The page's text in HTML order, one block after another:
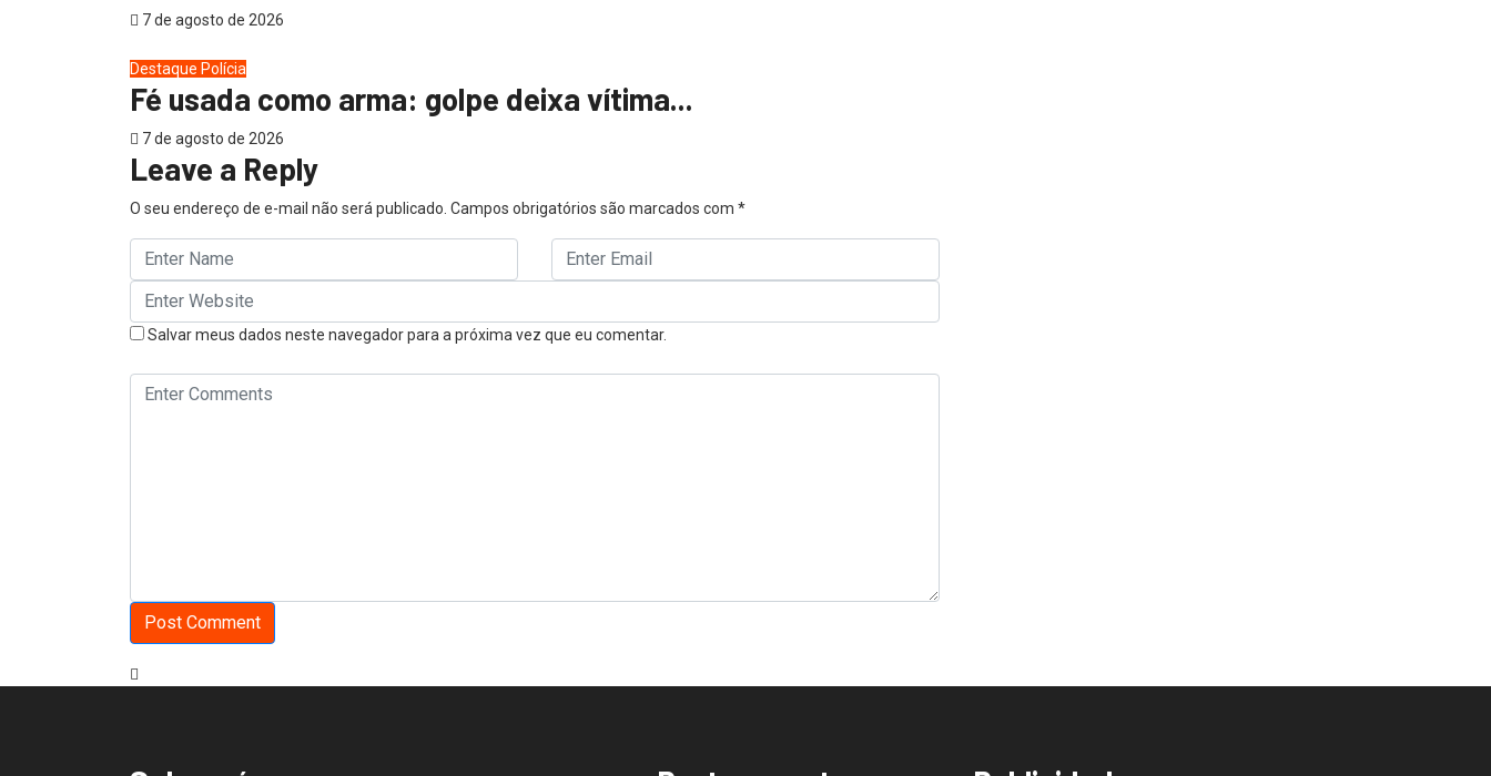
7 de agosto de 2026
Destaque Polícia
Fé usada como arma: golpe deixa vítima...
7 de agosto de 2026
Leave a Reply
O seu endereço de e-mail não será publicado. Campos obrigatórios são marcados com *
Salvar meus dados neste navegador para a próxima vez que eu comentar.